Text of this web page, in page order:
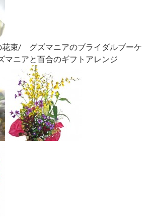
花束/ グズマニアのブライダルブーケ
ニアと百合のギフトアレンジ